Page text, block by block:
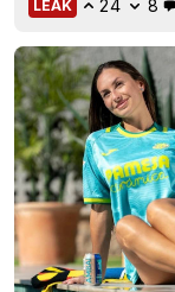
LEAK 24 8